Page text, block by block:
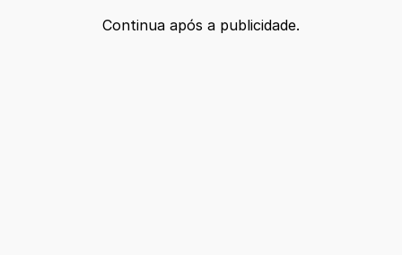
Continua após a publicidade.